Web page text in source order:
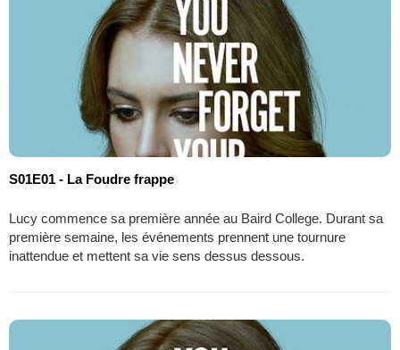
S01E01 - La Foudre frappe
Lucy commence sa première année au Baird College. Durant sa
première semaine, les événements prennent une tournure
inattendue et mettent sa vie sens dessus dessous.